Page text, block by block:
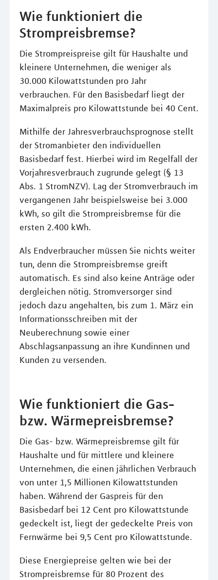
Wie funktioniert die
Strompreisbremse?
Die Strompreispreise gilt für Haushalte und
kleinere Unternehmen, die weniger als
30.000 Kilowattstunden pro Jahr
verbrauchen. Für den Basisbedarf liegt der
Maximalpreis pro Kilowattstunde bei 40 Cent.
Mithilfe der Jahresverbrauchsprognose stellt
der Stromanbieter den individuellen
Basisbedarf fest. Hierbei wird im Regelfall der
Vorjahresverbrauch zugrunde gelegt (§ 13
Abs. 1 StromNZV). Lag der Stromverbrauch im
vergangenen Jahr beispielsweise bei 3.000
kWh, so gilt die Strompreisbremse für die
ersten 2.400 kWh.
Als Endverbraucher müssen Sie nichts weiter
tun, denn die Strompreisbremse greift
automatisch. Es sind also keine Anträge oder
dergleichen nötig. Stromversorger sind
jedoch dazu angehalten, bis zum 1. März ein
Informationsschreiben mit der
Neuberechnung sowie einer
Abschlagsanpassung an ihre Kundinnen und
Kunden zu versenden.
Wie funktioniert die Gas-
bzw. Wärmepreisbremse?
Die Gas- bzw. Wärmepreisbremse gilt für
Haushalte und für mittlere und kleinere
Unternehmen, die einen jährlichen Verbrauch
von unter 1,5 Millionen Kilowattstunden
haben. Während der Gaspreis für den
Basisbedarf bei 12 Cent pro Kilowattstunde
gedeckelt ist, liegt der gedeckelte Preis von
Fernwärme bei 9,5 Cent pro Kilowattstunde.
Diese Energiepreise gelten wie bei der
Strompreisbremse für 80 Prozent des